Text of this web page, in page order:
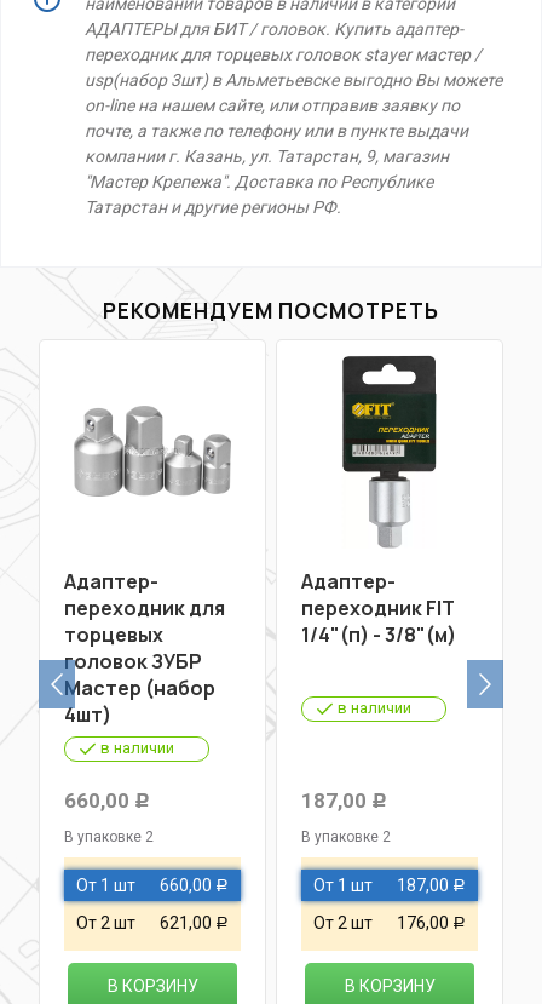
АДАПТЕРЫ для БИТ / головок. Купить адаптер-
переходник для торцевых головок stayer мастер /
usp(набор 3шт) в Альметьевске выгодно Вы можете
on-line на нашем сайте, или отправив заявку по
почте, а также по телефону или в пункте выдачи
компании г. Казань, ул. Татарстан, 9, магазин
"Мастер Крепежа". Доставка по Республике
Татарстан и другие регионы РФ.
РЕКОМЕНДУЕМ ПОСМОТРЕТЬ
Адаптер-
переходник для
торцевых
головок ЗУБР
Мастер (набор
4шт)
в наличии
660,00 Р
В упаковке 2
От 1 шт 660,00 Р
От 2 шт 621,00 Р
В КОРЗИНУ
Адаптер-
переходник FIT
1/4"(п) - 3/8"(м)
в наличии
187,00 Р
В упаковке 2
От 1 шт 187,00 Р
От 2 шт 176,00 Р
В КОРЗИНУ